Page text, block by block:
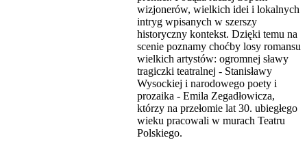
wizjonerów, wielkich idei i lokalnych
intryg wpisanych w szerszy
historyczny kontekst. Dzięki temu na
scenie poznamy choćby losy romansu
wielkich artystów: ogromnej sławy
tragiczki teatralnej - Stanisławy
Wysockiej i narodowego poety i
prozaika - Emila Zegadłowicza,
którzy na przełomie lat 30. ubiegłego
wieku pracowali w murach Teatru
Polskiego.